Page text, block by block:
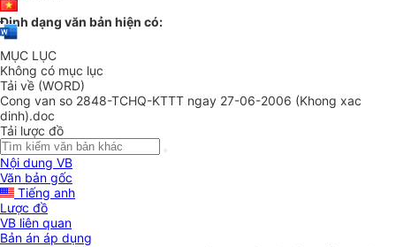
Định dạng văn bản hiện có:
MỤC LỤC
Không có mục lục
Tải về (WORD)
Cong van so 2848-TCHQ-KTTT ngay 27-06-2006 (Khong xac
dinh).doc
Tải lược đồ
Nội dung VB
Văn bản gốc
Tiếng anh
Lược đồ
VB liên quan
Bản án áp dụng